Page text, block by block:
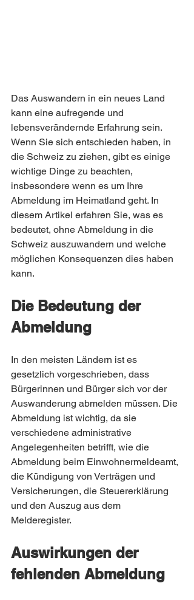
Das Auswandern in ein neues Land
kann eine aufregende und
lebensverändernde Erfahrung sein.
Wenn Sie sich entschieden haben, in
die Schweiz zu ziehen, gibt es einige
wichtige Dinge zu beachten,
insbesondere wenn es um Ihre
Abmeldung im Heimatland geht. In
diesem Artikel erfahren Sie, was es
bedeutet, ohne Abmeldung in die
Schweiz auszuwandern und welche
möglichen Konsequenzen dies haben
kann.
Die Bedeutung der
Abmeldung
In den meisten Ländern ist es
gesetzlich vorgeschrieben, dass
Bürgerinnen und Bürger sich vor der
Auswanderung abmelden müssen. Die
Abmeldung ist wichtig, da sie
verschiedene administrative
Angelegenheiten betrifft, wie die
Abmeldung beim Einwohnermeldeamt,
die Kündigung von Verträgen und
Versicherungen, die Steuererklärung
und den Auszug aus dem
Melderegister.
Auswirkungen der
fehlenden Abmeldung